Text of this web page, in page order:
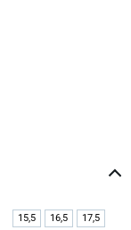
15,5 16,5 17,5